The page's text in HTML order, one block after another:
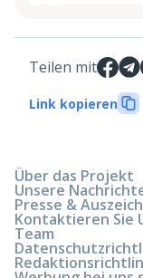
Teilen mit
Link kopieren
Über das Projekt
Unsere
Presse &
Kontaktieren Sie
Team